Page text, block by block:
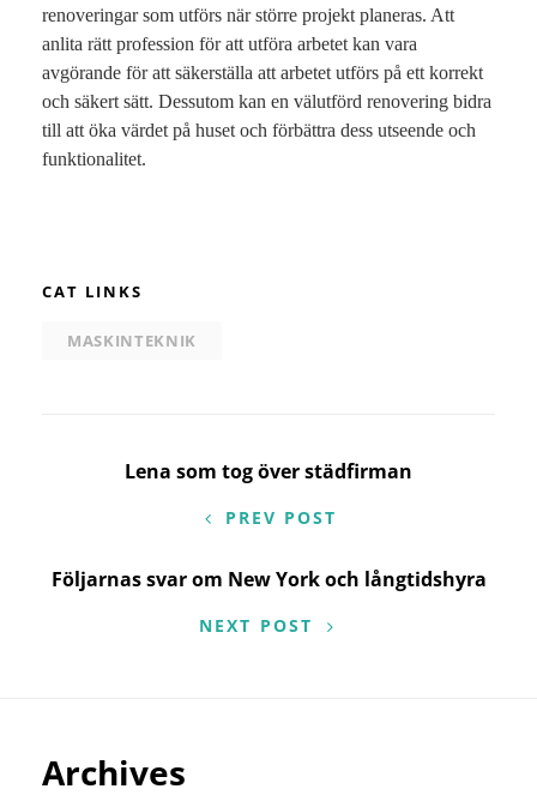
renoveringar som utförs när större projekt planeras. Att
anlita rätt profession för att utföra arbetet kan vara
avgörande för att säkerställa att arbetet utförs på ett korrekt
och säkert sätt. Dessutom kan en välutförd renovering bidra
till att öka värdet på huset och förbättra dess utseende och
funktionalitet.
CAT LINKS
MASKINTEKNIK
Inläggsnavigering
Lena som tog över städfirman
PREV POST
Följarnas svar om New York och långtidshyra
NEXT POST
Archives